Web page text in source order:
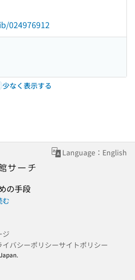
024976912
少なく表示する
Language：English
の手段
む
ジ
イバシーポリシーサイトポリシー